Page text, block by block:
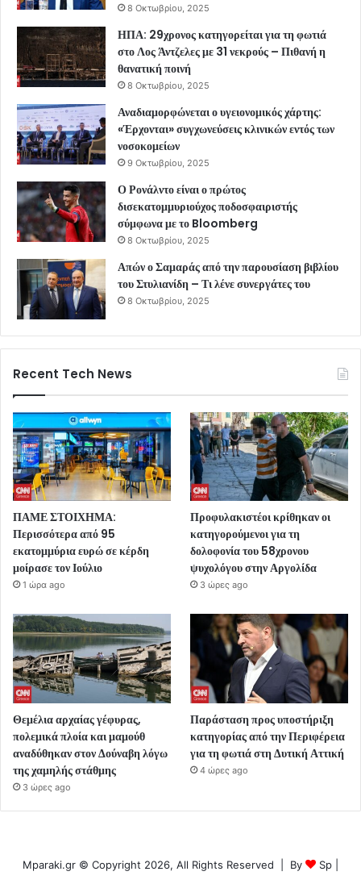
8 Οκτωβρίου, 2025
ΗΠΑ: 29χρονος κατηγορείται για τη φωτιά
στο Λος Άντζελες με 31 νεκρούς – Πιθανή η
θανατική ποινή
8 Οκτωβρίου, 2025
Αναδιαμορφώνεται ο υγειονομικός χάρτης:
«Έρχονται» συγχωνεύσεις κλινικών εντός των
νοσοκομείων
9 Οκτωβρίου, 2025
Ο Ρονάλντο είναι ο πρώτος
δισεκατομμυριούχος ποδοσφαιριστής
σύμφωνα με το Bloomberg
8 Οκτωβρίου, 2025
Απών ο Σαμαράς από την παρουσίαση βιβλίου
του Στυλιανίδη – Τι λένε συνεργάτες του
8 Οκτωβρίου, 2025
Recent Tech News
ΠΑΜΕ ΣΤΟΙΧΗΜΑ:
Περισσότερα από 95
εκατομμύρια ευρώ σε κέρδη
μοίρασε τον Ιούλιο
1 ώρα ago
Προφυλακιστέοι κρίθηκαν οι
κατηγορούμενοι για τη
δολοφονία του 58χρονου
ψυχολόγου στην Αργολίδα
3 ώρες ago
Θεμέλια αρχαίας γέφυρας,
πολεμικά πλοία και μαμούθ
αναδύθηκαν στον Δούναβη λόγω
της χαμηλής στάθμης
3 ώρες ago
Παράσταση προς υποστήριξη
κατηγορίας από την Περιφέρεια
για τη φωτιά στη Δυτική Αττική
4 ώρες ago
Mparaki.gr © Copyright 2026, All Rights Reserved | By Sp